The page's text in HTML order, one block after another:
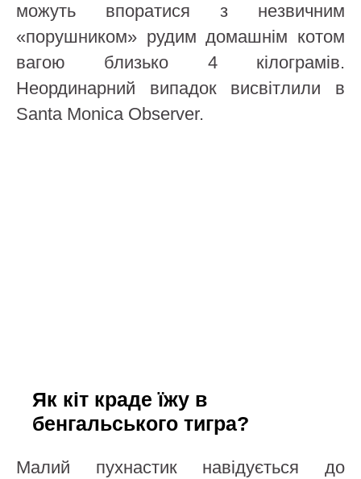
можуть впоратися з незвичним
«порушником» рудим домашнім котом
вагою близько 4 кілограмів.
Неординарний випадок висвітлили в
Santa Monica Observer.
Як кіт краде їжу в
бенгальського тигра?
Малий пухнастик навідується до